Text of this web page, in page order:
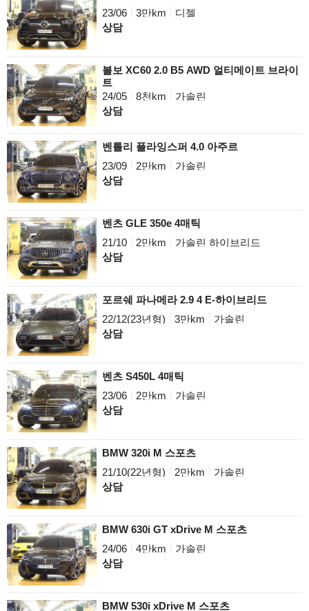
23/06
3만km
디젤
상담
볼보 XC60 2.0 B5 AWD 얼티메이트 브라이
트
24/05
8천km
가솔린
상담
벤틀리 플라잉스퍼 4.0 아주르
23/09
2만km
가솔린
상담
벤츠 GLE 350e 4매틱
21/10
2만km
가솔린 하이브리드
상담
포르쉐 파나메라 2.9 4 E-하이브리드
22/12(23년형)
3만km
가솔린
상담
벤츠 S450L 4매틱
23/06
2만km
가솔린
상담
BMW 320i M 스포츠
21/10(22년형)
2만km
가솔린
상담
BMW 630i GT xDrive M 스포츠
24/06
4만km
가솔린
상담
BMW 530i xDrive M 스포츠